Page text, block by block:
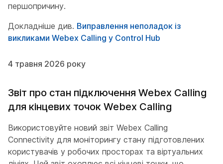
першопричину.
Докладніше див. Виправлення неполадок із
викликами Webex Calling у Control Hub
4 травня 2026 року
Звіт про стан підключення Webex Calling
для кінцевих точок Webex Calling
Використовуйте новий звіт Webex Calling
Connectivity для моніторингу стану підготовлених
користувачів у робочих просторах та віртуальних